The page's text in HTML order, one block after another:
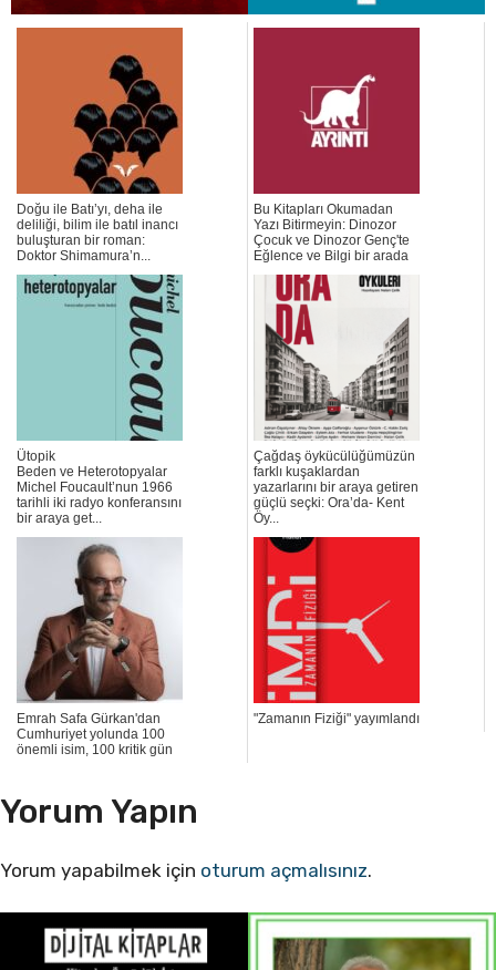
Doğu ile Batı’yı, deha ile
deliliği, bilim ile batıl inancı
buluşturan bir roman:
Doktor Shimamura’n...
Bu Kitapları Okumadan
Yazı Bitirmeyin: Dinozor
Çocuk ve Dinozor Genç'te
Eğlence ve Bilgi bir arada
Ütopik
Beden ve Heterotopyalar
Michel Foucault’nun 1966
tarihli iki radyo konferansını
bir araya get...
Çağdaş öykücülüğümüzün
farklı kuşaklardan
yazarlarını bir araya getiren
güçlü seçki: Ora’da- Kent
Öy...
Emrah Safa Gürkan'dan
Cumhuriyet yolunda 100
önemli isim, 100 kritik gün
"Zamanın Fiziği" yayımlandı
Yorum Yapın
Yorum yapabilmek için oturum açmalısınız.